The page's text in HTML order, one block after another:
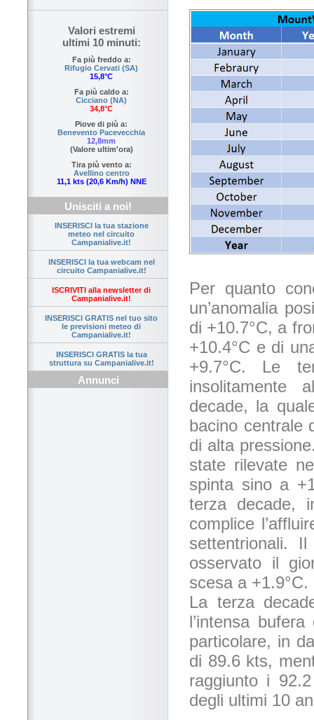
Valori estremi
ultimi 10 minuti:
Fa più freddo a:
Rifugio Cervati (SA)
15,8°C
Fa più caldo a:
Cicciano (NA)
34,8°C
Piove di più a:
Benevento Pacevecchia
12,8mm
(Valore ultim'ora)
Tira più vento a:
Avellino centro
11,1 kts (20,6 Km/h) NNE
Unisciti a noi!
INSERISCI la tua stazione
meteo nel circuito
Campanialive.it!
INSERISCI la tua webcam nel
circuito Campanialive.it!
ISCRIVITI alla newsletter di
Campanialive.it!
INSERISCI GRATIS nel tuo sito
le previsioni meteo di
Campanialive.it!
INSERISCI GRATIS la tua
struttura su Campanialive.it!
Annunci
Per quanto
un’anomalia
di +10.7°C, a
+10.4°C e di
+9.7°C. Le
insolitamente
decade, la
bacino centrale
di alta
state rilevate
spinta sino a
terza decade,
complice
settentrionali.
osservato il
scesa a +1.9°C.
La terza
l’intensa
particolare, in
di 89.6 kts,
raggiunto i
degli ultimi 10